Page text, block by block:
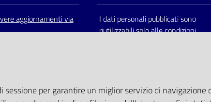
aggiornamenti via
I dati personali pubblicati sono
riutilizzabili solo alle condizioni
per garantire un miglior servizio di